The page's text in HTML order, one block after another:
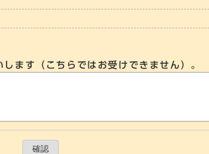
ます（こちらではお受けできません）。
確認